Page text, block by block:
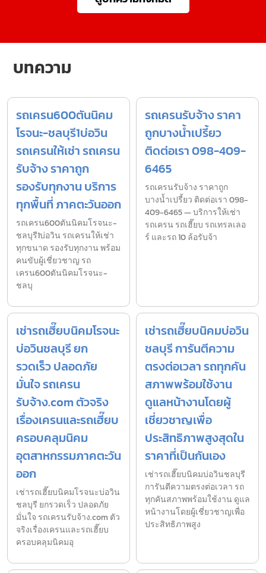
บทความ
รถเครน600ตันนิคม
โรจนะ-ชลบุรี1บ่อวิน
รถเครนให้เช่า รถเครน
รับจ้าง ราคาถูก
รองรับทุกงาน บริการ
ทุกพื้นที่ ภาคตะวันออก
รถเครน600ตันนิคมโรจนะ-
ชลบุรี1บ่อวิน รถเครนให้เช่า
ทุกขนาด รองรับทุกงาน พร้อม
คนขับผู้เชี่ยวชาญ รถ
เครน600ตันนิคมโรจนะ-
ชลบุ
รถเครนรับจ้าง ราคา
ถูกบางน้ำเปรี้ยว
ติดต่อเรา 098-409-
6465
รถเครนรับจ้าง ราคาถูก
บางน้ำเปรี้ยว ติดต่อเรา 098-
409-6465 — บริการให้เช่า
รถเครน รถเฮี๊ยบ รถเทรลเลอ
ร์ และรถ 10 ล้อรับจ้า
เช่ารถเฮี๊ยบนิคมโรจนะ
บ่อวินชลบุรี ยก
รวดเร็ว ปลอดภัย
มั่นใจ รถเครน
รับจ้าง.com ตัวจริง
เรื่องเครนและรถเฮี๊ยบ
ครอบคลุมนิคม
อุตสาหกรรมภาคตะวัน
ออก
เช่ารถเฮี๊ยบนิคมโรจนะบ่อวิน
ชลบุรี ยกรวดเร็ว ปลอดภัย
มั่นใจ รถเครนรับจ้าง.com ตัว
จริงเรื่องเครนและรถเฮี๊ยบ
ครอบคลุมนิคมอุ
เช่ารถเฮี๊ยบนิคมบ่อวิน
ชลบุรี การันตีความ
ตรงต่อเวลา รถทุกคัน
สภาพพร้อมใช้งาน
ดูแลหน้างานโดยผู้
เชี่ยวชาญเพื่อ
ประสิทธิภาพสูงสุดใน
ราคาที่เป็นกันเอง
เช่ารถเฮี๊ยบนิคมบ่อวินชลบุรี
การันตีความตรงต่อเวลา รถ
ทุกคันสภาพพร้อมใช้งาน ดูแล
หน้างานโดยผู้เชี่ยวชาญเพื่อ
ประสิทธิภาพสูง